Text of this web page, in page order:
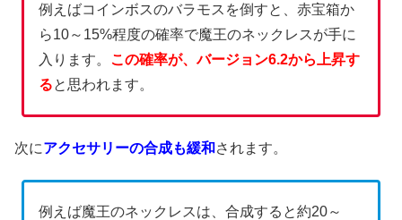
例えばコインボスのバラモスを倒すと、赤宝箱か
ら10～15%程度の確率で魔王のネックレスが手に
入ります。 この確率が、バージョン6.2から上昇す
ると思われます。
次にアクセサリーの合成も緩和 されます。
例えば魔王のネックレスは、合成すると約20～